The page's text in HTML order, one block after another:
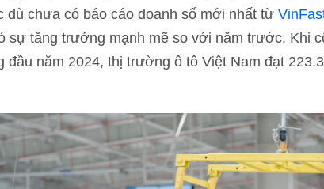
dù chưa có báo cáo doanh số mới nhất từ
sự tăng trưởng mạnh mẽ so với năm trước. Khi
đầu năm 2024, thị trường ô tô Việt Nam đạt